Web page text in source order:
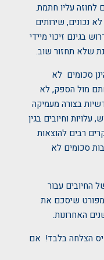
עליו חתמת.
נכונים, שירותים
זיכוי מיידי
שלא תחזור שוב.
סכומים לא
מול הספק, לא
בצורה מעמיקה
וחיובים בגין
רבים להוצאות
סכומים לא
עבור
שיסכם את
בלבד! אם